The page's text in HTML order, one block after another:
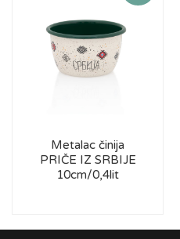
Metalac činija
PRIČE IZ SRBIJE
10cm/0,4lit